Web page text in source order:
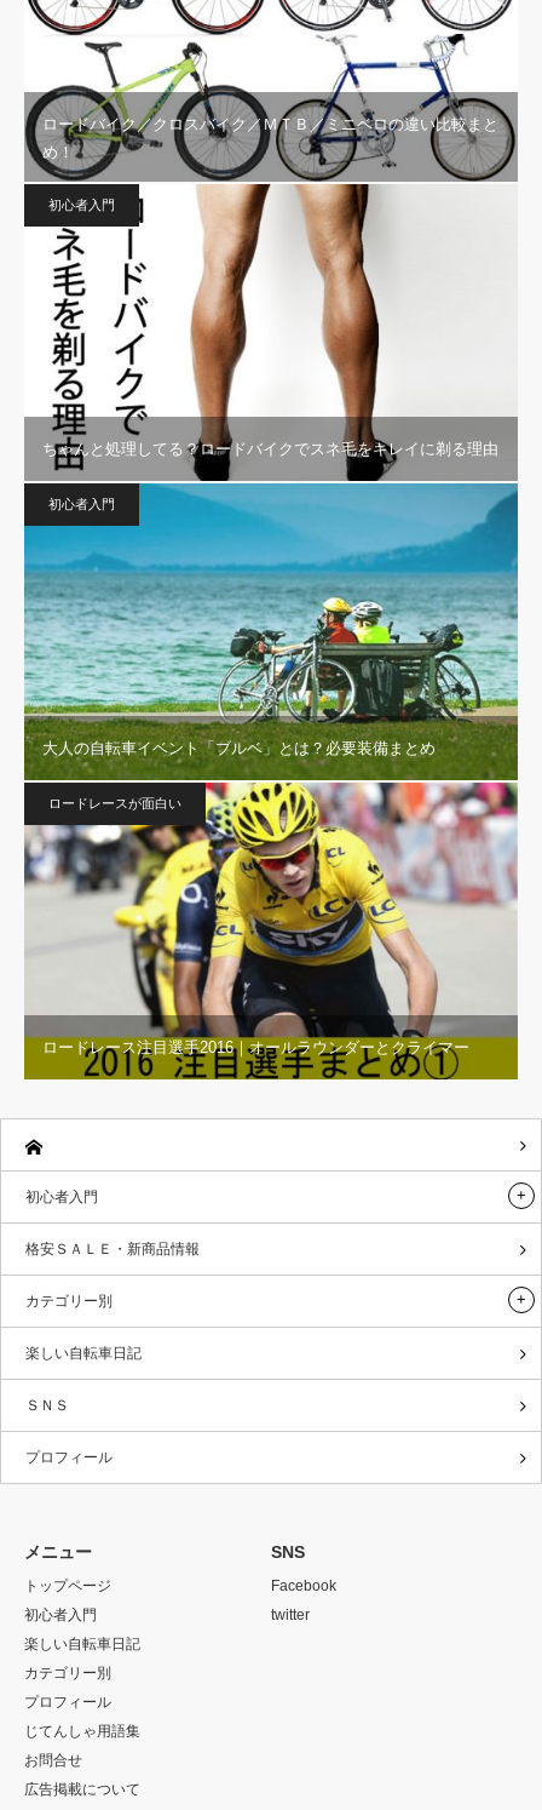
ロードバイク／クロスバイク／ＭＴＢ／ミニベロの違い比較まと
め！
初心者入門
ちゃんと処理してる？ロードバイクでスネ毛をキレイに剃る理由
初心者入門
大人の自転車イベント「ブルベ」とは？必要装備まとめ
ロードレースが面白い
ロードレース注目選手2016｜オールラウンダーとクライマー
初心者入門
格安ＳＡＬＥ・新商品情報
カテゴリー別
楽しい自転車日記
ＳＮＳ
プロフィール
メニュー
トップページ
初心者入門
楽しい自転車日記
カテゴリー別
プロフィール
じてんしゃ用語集
お問合せ
広告掲載について
SNS
Facebook
twitter